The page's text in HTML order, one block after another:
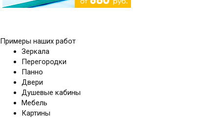
Примеры наших работ
Зеркала
Перегородки
Панно
Двери
Душевые кабины
Мебель
Картины